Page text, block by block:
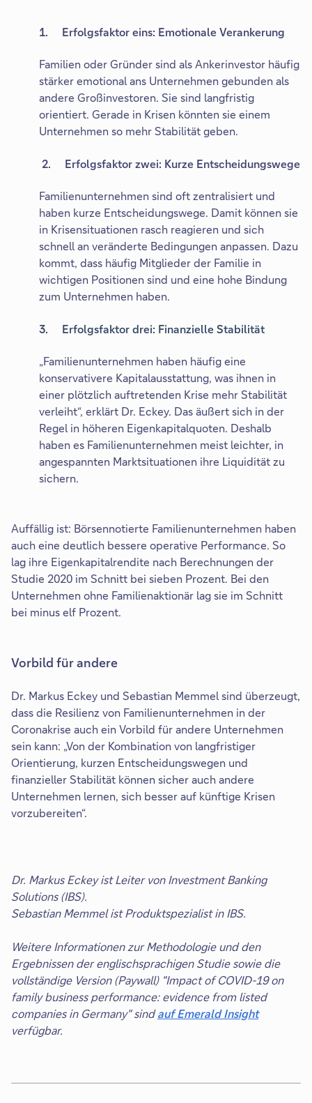
1. Erfolgsfaktor eins: Emotionale Verankerung
Familien oder Gründer sind als Ankerinvestor häufig
stärker emotional ans Unternehmen gebunden als
andere Großinvestoren. Sie sind langfristig
orientiert. Gerade in Krisen könnten sie einem
Unternehmen so mehr Stabilität geben.
2. Erfolgsfaktor zwei: Kurze Entscheidungswege
Familienunternehmen sind oft zentralisiert und
haben kurze Entscheidungswege. Damit können sie
in Krisensituationen rasch reagieren und sich
schnell an veränderte Bedingungen anpassen. Dazu
kommt, dass häufig Mitglieder der Familie in
wichtigen Positionen sind und eine hohe Bindung
zum Unternehmen haben.
3. Erfolgsfaktor drei: Finanzielle Stabilität
„Familienunternehmen haben häufig eine
konservativere Kapitalausstattung, was ihnen in
einer plötzlich auftretenden Krise mehr Stabilität
verleiht“, erklärt Dr. Eckey. Das äußert sich in der
Regel in höheren Eigenkapitalquoten. Deshalb
haben es Familienunternehmen meist leichter, in
angespannten Marktsituationen ihre Liquidität zu
sichern.
Auffällig ist: Börsennotierte Familienunternehmen haben
auch eine deutlich bessere operative Performance. So
lag ihre Eigenkapitalrendite nach Berechnungen der
Studie 2020 im Schnitt bei sieben Prozent. Bei den
Unternehmen ohne Familienaktionär lag sie im Schnitt
bei minus elf Prozent.
Vorbild für andere
Dr. Markus Eckey und Sebastian Memmel sind überzeugt,
dass die Resilienz von Familienunternehmen in der
Coronakrise auch ein Vorbild für andere Unternehmen
sein kann: „Von der Kombination von langfristiger
Orientierung, kurzen Entscheidungswegen und
finanzieller Stabilität können sicher auch andere
Unternehmen lernen, sich besser auf künftige Krisen
vorzubereiten“.
Dr. Markus Eckey ist Leiter von Investment Banking
Solutions (IBS).
Sebastian Memmel ist Produktspezialist in IBS.
Weitere Informationen zur Methodologie und den
Ergebnissen der englischsprachigen Studie sowie die
vollständige Version (Paywall) "Impact of COVID-19 on
family business performance: evidence from listed
companies in Germany" sindauf Emerald Insight
verfügbar.